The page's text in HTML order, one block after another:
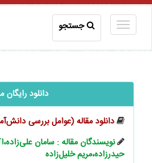
جستجو
دانلود رایگان
دانلود مقاله (عوامل بررسی
نویسندگان مقاله : سامان
حیدرزاده،مریم خلیل‌زاده